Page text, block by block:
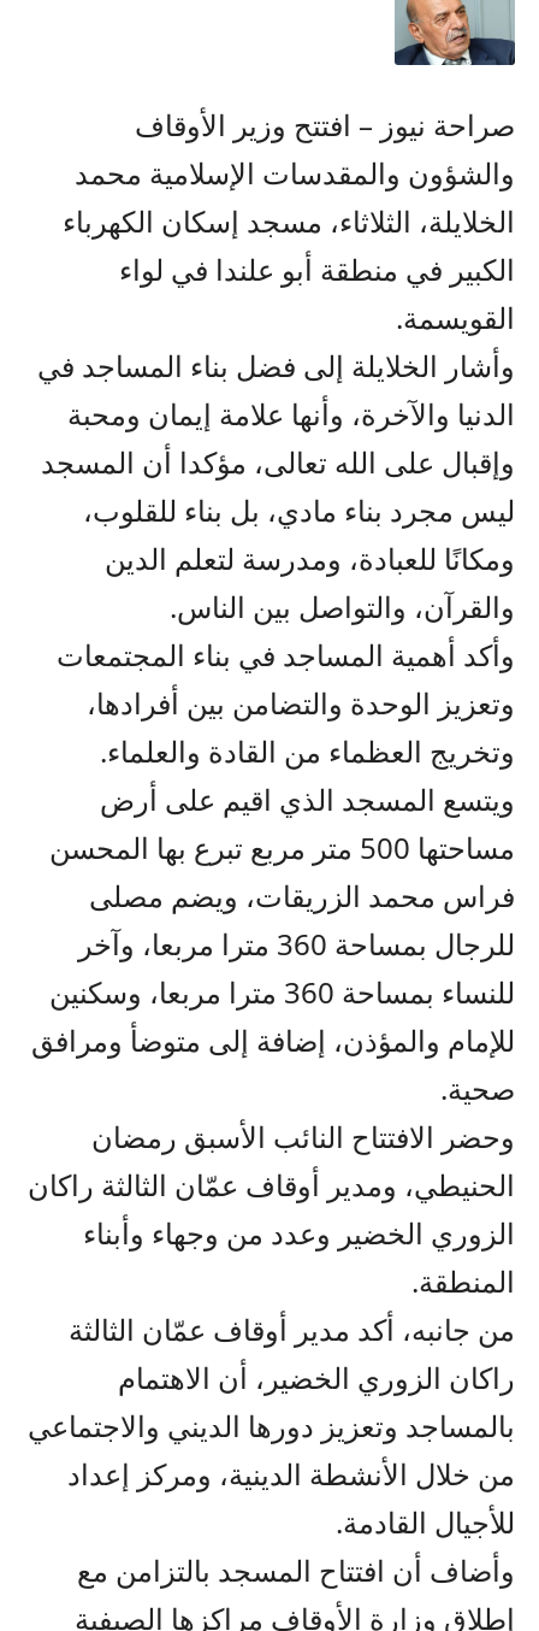
صراحة نيوز – افتتح وزير الأوقاف
والشؤون والمقدسات الإسلامية محمد
الخلايلة، الثلاثاء، مسجد إسكان الكهرباء
الكبير في منطقة أبو علندا في لواء
القويسمة.
وأشار الخلايلة إلى فضل بناء المساجد في
الدنيا والآخرة، وأنها علامة إيمان ومحبة
وإقبال على الله تعالى، مؤكدا أن المسجد
ليس مجرد بناء مادي، بل بناء للقلوب،
ومكانًا للعبادة، ومدرسة لتعلم الدين
والقرآن، والتواصل بين الناس.
وأكد أهمية المساجد في بناء المجتمعات
وتعزيز الوحدة والتضامن بين أفرادها،
وتخريج العظماء من القادة والعلماء.
ويتسع المسجد الذي اقيم على أرض
مساحتها 500 متر مربع تبرع بها المحسن
فراس محمد الزريقات، ويضم مصلى
للرجال بمساحة 360 مترا مربعا، وآخر
للنساء بمساحة 360 مترا مربعا، وسكنين
للإمام والمؤذن، إضافة إلى متوضأ ومرافق
صحية.
وحضر الافتتاح النائب الأسبق رمضان
الحنيطي، ومدير أوقاف عمّان الثالثة راكان
الزوري الخضير وعدد من وجهاء وأبناء
المنطقة.
من جانبه، أكد مدير أوقاف عمّان الثالثة
راكان الزوري الخضير، أن الاهتمام
بالمساجد وتعزيز دورها الديني والاجتماعي
من خلال الأنشطة الدينية، ومركز إعداد
للأجيال القادمة.
وأضاف أن افتتاح المسجد بالتزامن مع
إطلاق وزارة الأوقاف مراكزها الصيفية